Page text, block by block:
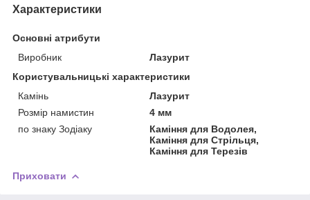
Характеристики
Основні атрибути
Виробник
Лазурит
Користувальницькі характеристики
Камінь
Лазурит
Розмір намистин
4 мм
по знаку Зодіаку
Каміння для Водолея,
Каміння для Стрільця,
Каміння для Терезів
Приховати